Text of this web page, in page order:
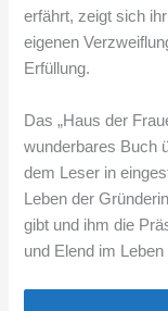
erfährt, zeigt sich
eigenen
Erfüllung.
Das „Haus der
wunderbares Buch
dem Leser in
Leben der
gibt und ihm die
und Elend im